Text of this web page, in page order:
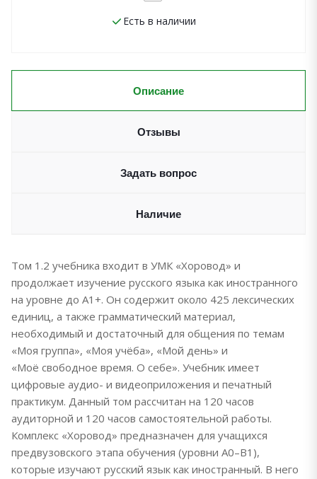
Есть в наличии
Описание
Отзывы
Задать вопрос
Наличие
Том 1.2 учебника входит в УМК «Хоровод» и
продолжает изучение русского языка как иностранного
на уровне до А1+. Он содержит около 425 лексических
единиц, а также грамматический материал,
необходимый и достаточный для общения по темам
«Моя группа», «Моя учёба», «Мой день» и
«Моё свободное время. О себе». Учебник имеет
цифровые аудио- и видеоприложения и печатный
практикум. Данный том рассчитан на 120 часов
аудиторной и 120 часов самостоятельной работы.
Комплекс «Хоровод» предназначен для учащихся
предвузовского этапа обучения (уровни А0–В1),
которые изучают русский язык как иностранный. В него